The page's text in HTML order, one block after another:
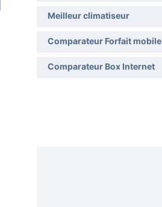
Meilleur climatiseur
Comparateur Forfait mobile
Comparateur Box Internet